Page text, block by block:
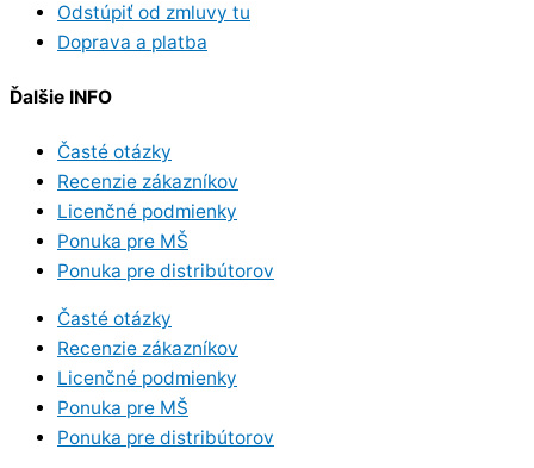
Odstúpiť od zmluvy tu
Doprava a platba
Ďalšie INFO
Časté otázky
Recenzie zákazníkov
Licenčné podmienky
Ponuka pre MŠ
Ponuka pre distribútorov
Časté otázky
Recenzie zákazníkov
Licenčné podmienky
Ponuka pre MŠ
Ponuka pre distribútorov